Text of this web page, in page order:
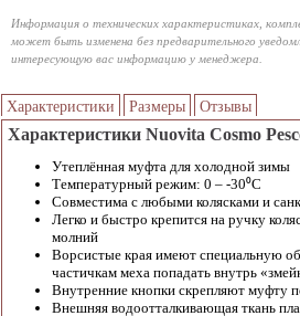
Информация о технических характеристиках,
может быть изменена без предварительного
интересующую вас информацию у менеджера.
Характеристики Размеры Отзывы
Характеристики Nuovita Cosmo
Утеплённая муфта для холодной зимы
Температурный режим: 0 – -30⁰С
Совместима с любыми колясками и
Легко и быстро крепится на ручку
молний
Ворсистые края имеют специальную
частичкам меха попадать внутрь
Внутренние кнопки скрепляют муфту
Внешняя водоотталкивающая ткань